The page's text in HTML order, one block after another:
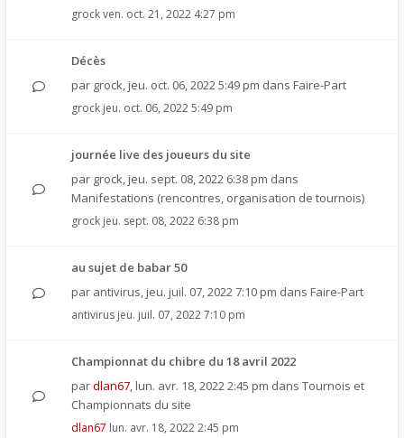
grockven. oct. 21, 2022 4:27 pm
Décès
par grock, jeu. oct. 06, 2022 5:49 pm dans Faire-Part
grock jeu. oct. 06, 2022 5:49 pm
journée live des joueurs du site
par grock, jeu. sept. 08, 2022 6:38 pm dans
Manifestations (rencontres, organisation de tournois)
grock jeu. sept. 08, 2022 6:38 pm
au sujet de babar 50
par antivirus, jeu. juil. 07, 2022 7:10 pm dans Faire-Part
antivirus jeu. juil. 07, 2022 7:10 pm
Championnat du chibre du 18 avril 2022
pardlan67, lun. avr. 18, 2022 2:45 pm dans Tournois et
Championnats du site
dlan67 lun. avr. 18, 2022 2:45 pm